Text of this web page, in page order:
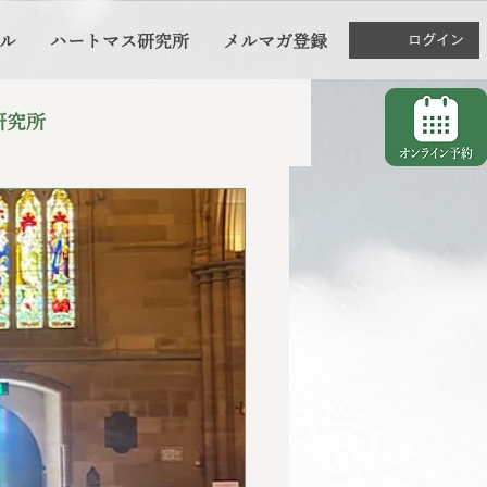
ハートマス研究所 メルマガ登録 ログイン
究所